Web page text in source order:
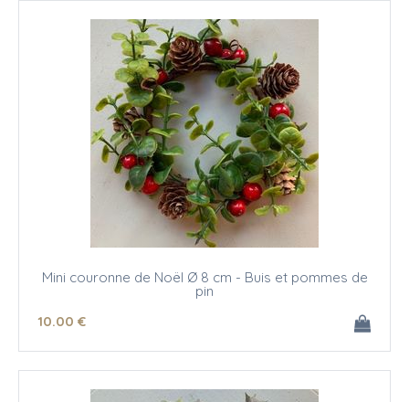
Mini couronne de Noël Ø 8 cm - Buis et pommes de
pin
10.00 €